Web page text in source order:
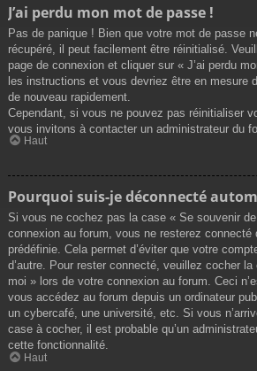
J’ai perdu mon mot de passe !
Pas de panique ! Bien que votre mot de passe
récupéré, il peut facilement être réinitialisé.
page de connexion et cliquer sur « J’ai perdu
les instructions et vous devriez être en mesure
de nouveau rapidement.
Cependant, si vous ne pouvez pas réinitialiser
vous invitons à contacter un administrateur du
Haut
Pourquoi suis-je déconnecté
Si vous ne cochez pas la case « Se souvenir
connexion au forum, vous ne resterez connecté
prédéfinie. Cela permet d’éviter que votre
d’autre. Pour rester connecté, veuillez cocher
moi » lors de votre connexion au forum. Ceci
vous accédez au forum depuis un ordinateur
un cybercafé, une université, etc. Si vous
case à cocher, il est probable qu’un
cette fonctionnalité.
Haut